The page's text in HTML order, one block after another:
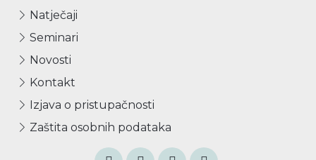
Natječaji
Seminari
Novosti
Kontakt
Izjava o pristupačnosti
Zaštita osobnih podataka